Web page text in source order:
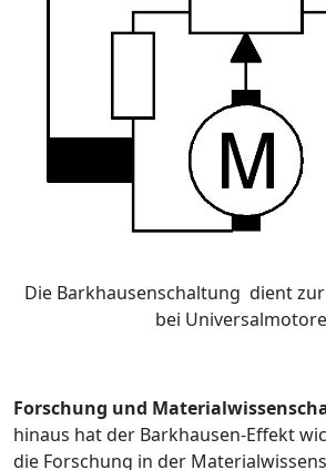
Die Barkhausenschaltung dient
bei
Forschung und
hinaus hat der Barkhausen-Effekt
die Forschung in der